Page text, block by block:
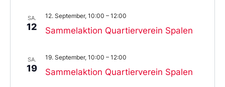
SA.
12 Sammelaktion Quartierverein Spalen
12. September, 10:00 – 12:00
SA.
19 Sammelaktion Quartierverein Spalen
19. September, 10:00 – 12:00